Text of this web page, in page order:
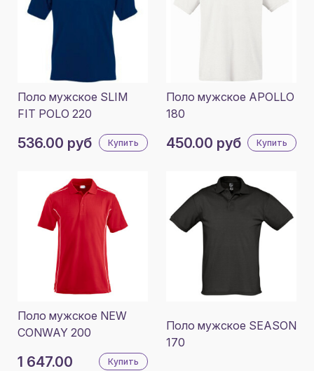
Поло мужское SLIM
FIT POLO 220
536.00 руб Купить
Поло мужское APOLLO
180
450.00 руб Купить
Поло мужское NEW
CONWAY 200
1 647.00
Купить
Поло мужское SEASON
170